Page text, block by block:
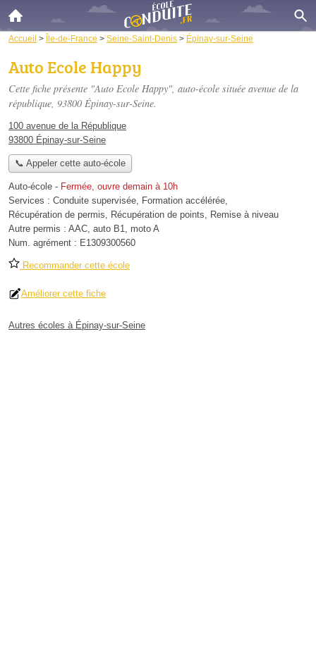
Accueil > Île-de-France > Seine-Saint-Denis > Épinay-sur-Seine
Auto Ecole Happy
Cette fiche présente "Auto Ecole Happy", auto-école située avenue de la
république, 93800 Épinay-sur-Seine.
100 avenue de la République
93800 Épinay-sur-Seine
📞 Appeler cette auto-école
Auto-école - Fermée, ouvre demain à 10h
Services : Conduite supervisée, Formation accélérée,
Récupération de permis, Récupération de points, Remise à niveau
Autre permis : AAC, auto B1, moto A
Num. agrément : E1309300560
Recommander cette école
Améliorer cette fiche
Autres écoles à Épinay-sur-Seine